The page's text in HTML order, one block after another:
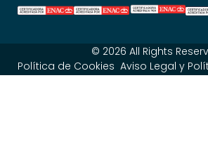
© 2026 All Rights
Política de Cookies Aviso Legal y